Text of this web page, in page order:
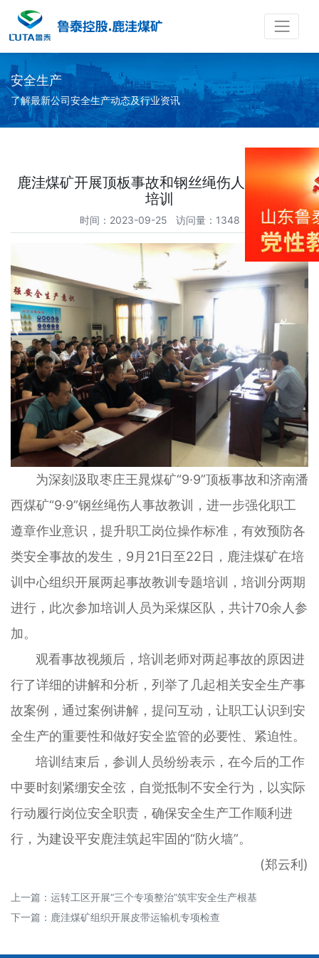
安全生产
了解最新公司安全生产动态及行业资讯
鹿洼煤矿开展顶板事故和钢丝绳伤人事故专题
培训
时间：2023-09-25 访问量：1348
为深刻汲取枣庄王晁煤矿“9·9”顶板事故和济南潘
西煤矿“9·9”钢丝绳伤人事故教训，进一步强化职工
遵章作业意识，提升职工岗位操作标准，有效预防各
类安全事故的发生，9月21日至22日，鹿洼煤矿在培
训中心组织开展两起事故教训专题培训，培训分两期
进行，此次参加培训人员为采煤区队，共计70余人参
加。
观看事故视频后，培训老师对两起事故的原因进
行了详细的讲解和分析，列举了几起相关安全生产事
故案例，通过案例讲解，提问互动，让职工认识到安
全生产的重要性和做好安全监管的必要性、紧迫性。
培训结束后，参训人员纷纷表示，在今后的工作
中要时刻紧绷安全弦，自觉抵制不安全行为，以实际
行动履行岗位安全职责，确保安全生产工作顺利进
行，为建设平安鹿洼筑起牢固的“防火墙”。
(郑云利)
上一篇： 运转工区开展“三个专项整治”筑牢安全生产根基
下一篇： 鹿洼煤矿组织开展皮带运输机专项检查